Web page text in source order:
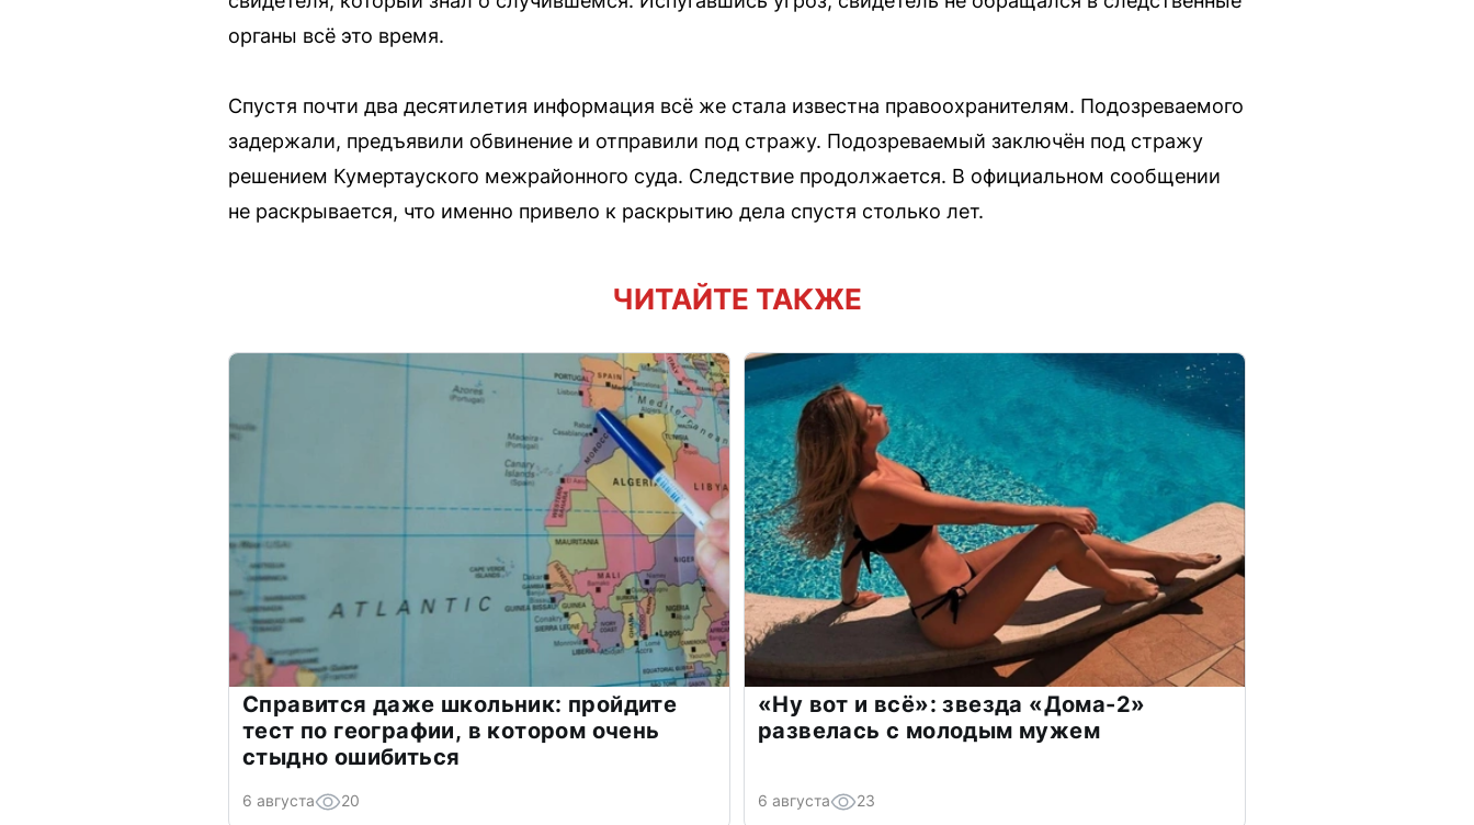
органы всё это время.
Спустя почти два десятилетия информация всё же стала известна правоохранителям. Подозреваемого
задержали, предъявили обвинение и отправили под стражу. Подозреваемый заключён под стражу
решением Кумертауского межрайонного суда. Следствие продолжается. В официальном сообщении
не раскрывается, что именно привело к раскрытию дела спустя столько лет.
ЧИТАЙТЕ ТАКЖЕ
Справится даже школьник: пройдите
тест по географии, в котором очень
стыдно ошибиться
6 августа 20
«Ну вот и всё»: звезда «Дома-2»
развелась с молодым мужем
6 августа 23